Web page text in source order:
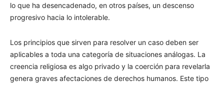
lo que ha desencadenado, en otros países, un descenso
progresivo hacia lo intolerable.
Los principios que sirven para resolver un caso deben ser
aplicables a toda una categoría de situaciones análogas. La
creencia religiosa es algo privado y la coerción para revelarla
genera graves afectaciones de derechos humanos. Este tipo